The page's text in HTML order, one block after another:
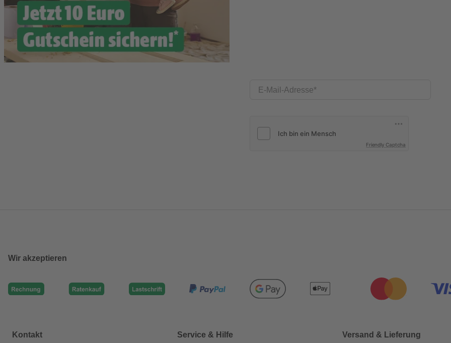
E-Mail-Adresse
Friendly Captcha
Wir akzeptieren
Kontakt Service & Hilfe Versand & Lieferung